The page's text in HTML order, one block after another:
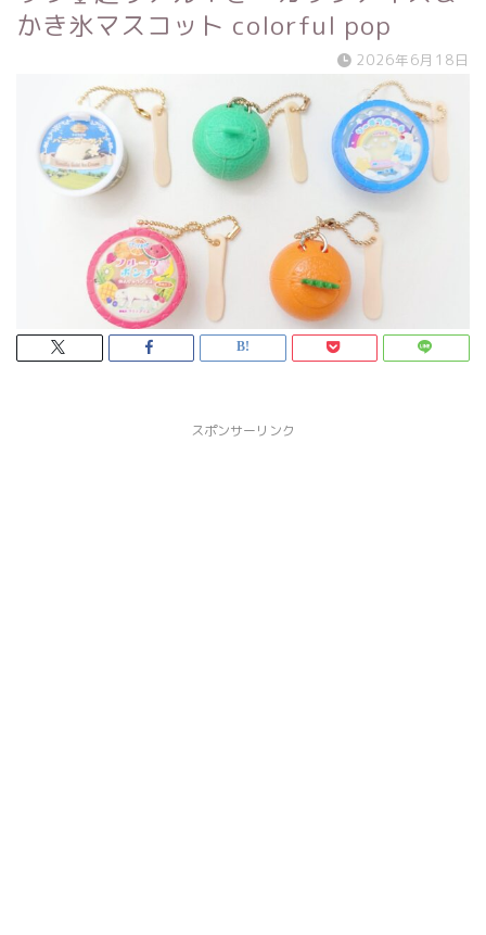
かき氷マスコット colorful pop
2026年6月18日
スポンサーリンク